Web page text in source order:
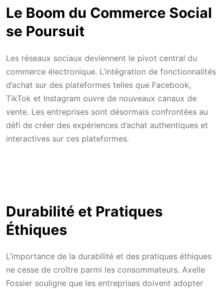
Le Boom du Commerce Social
se Poursuit
Les réseaux sociaux deviennent le pivot central du
commerce électronique. L’intégration de fonctionnalités
d’achat sur des plateformes telles que Facebook,
TikTok et Instagram ouvre de nouveaux canaux de
vente. Les entreprises sont désormais confrontées au
défi de créer des expériences d’achat authentiques et
interactives sur ces plateformes.
Durabilité et Pratiques
Éthiques
L’importance de la durabilité et des pratiques éthiques
ne cesse de croître parmi les consommateurs. Axelle
Fossier souligne que les entreprises doivent adopter